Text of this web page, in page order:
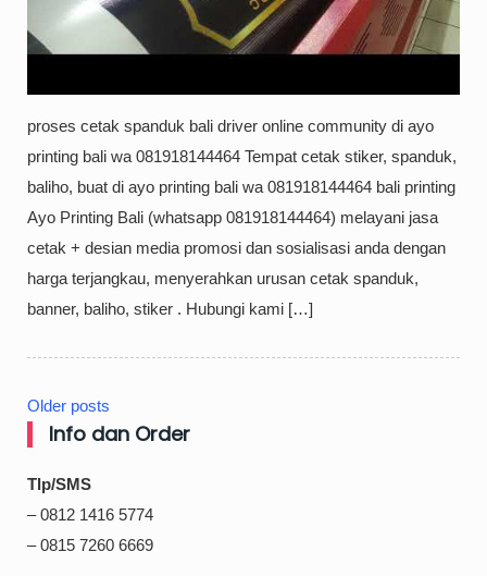
proses cetak spanduk bali driver online community di ayo
printing bali wa 081918144464 Tempat cetak stiker, spanduk,
baliho, buat di ayo printing bali wa 081918144464 bali printing
Ayo Printing Bali (whatsapp 081918144464) melayani jasa
cetak + desian media promosi dan sosialisasi anda dengan
harga terjangkau, menyerahkan urusan cetak spanduk,
banner, baliho, stiker . Hubungi kami […]
Posts
navigation
Older posts
Info dan Order
Tlp/SMS
– 0812 1416 5774
– 0815 7260 6669